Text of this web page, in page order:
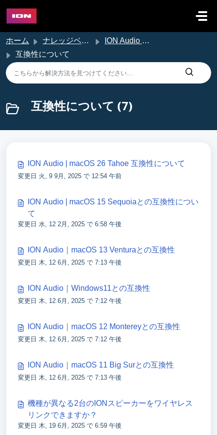
ホーム ナレッジベース
ION Audio サポート
互換性について
互換性について (7)
ION Audio | macOS 26 Tahoe 互換性について
変更日 火, 9 9月, 2025 で 12:54 午前
ION Audio | macOS 15 Sequoiaとの互換性につい
て
変更日 水, 12 2月, 2025 で 6:58 午後
ION Audio｜macOS 13 Venturaとの互換性
変更日 木, 12 6月, 2025 で 7:13 午後
ION Audio｜Windows11との互換性
変更日 木, 12 6月, 2025 で 7:12 午後
ION Audio｜macOS 12 Montereyとの互換性
変更日 木, 12 6月, 2025 で 7:12 午後
ION Audio｜macOS 11 Big Surとの互換性
変更日 木, 12 6月, 2025 で 7:13 午後
機種が異なる2台のIONスピーカーをワイヤレス
リンクできますか？
変更日 木, 19 6月, 2025 で 6:59 午後